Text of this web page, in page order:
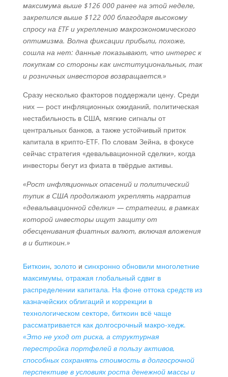
максимума выше $126 000 ранее на этой неделе,
закрепился выше $122 000 благодаря высокому
спросу на ETF и укреплению макроэкономического
оптимизма. Волна фиксации прибыли, похоже,
сошла на нет: данные показывают, что интерес к
покупкам со стороны как институциональных, так
и розничных инвесторов возвращается.»
Сразу несколько факторов поддержали цену. Среди
них — рост инфляционных ожиданий, политическая
нестабильность в США, мягкие сигналы от
центральных банков, а также устойчивый приток
капитала в крипто-ETF. По словам Зейна, в фокусе
сейчас стратегия «девальвационной сделки», когда
инвесторы бегут из фиата в твёрдые активы.
«Рост инфляционных опасений и политический
тупик в США продолжают укреплять нарратив
«девальвационной сделки» — стратегии, в рамках
которой инвесторы ищут защиту от
обесценивания фиатных валют, включая вложения
в и биткоин.»
Биткоин, золотои синхронно обновили многолетние
максимумы, отражая глобальный сдвиг в
распределении капитала. На фоне оттока средств из
казначейских облигаций и коррекции в
технологическом секторе, биткоин всё чаще
рассматривается как долгосрочный макро-хедж.
«Это не уход от риска, а структурная
перестройка портфелей в пользу активов,
способных сохранять стоимость в долгосрочной
перспективе в условиях роста денежной массы и